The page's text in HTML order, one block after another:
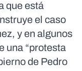
que está
el caso
y en algunos
una “protesta
de Pedro